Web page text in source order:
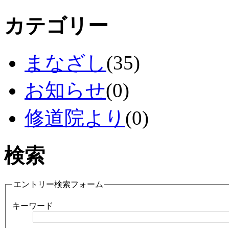
カテゴリー
まなざし(35)
お知らせ(0)
修道院より (0)
検索
エントリー検索フォーム
キーワード